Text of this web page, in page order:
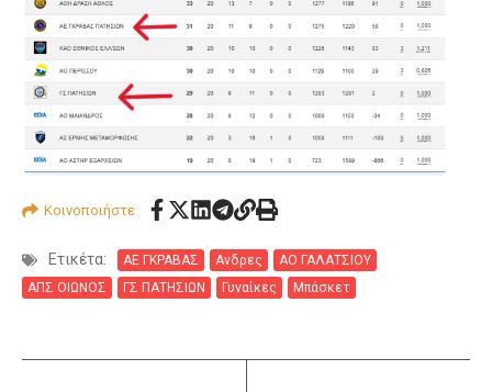
Κοινοποιήστε
Ετικέτα: ΑΕ ΓΚΡΑΒΑΣ Ανδρες
ΑΟ ΓΑΛΑΤΣΙΟΥ
ΑΠΣ ΟΙΩΝΟΣ
ΓΣ ΠΑΤΗΣΙΩΝ Γυναίκες Μπάσκετ